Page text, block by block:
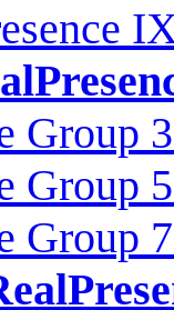
Group
Group
Group